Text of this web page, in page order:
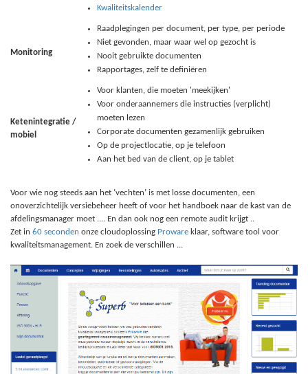
Kwaliteitskalender
Monitoring
Raadplegingen per document, per type, per periode
Niet gevonden, maar waar wel op gezocht is
Nooit gebruikte documenten
Rapportages, zelf te definiëren
Ketenintegratie /
mobiel
Voor klanten, die moeten 'meekijken'
Voor onderaannemers die instructies (verplicht)
moeten lezen
Corporate documenten gezamenlijk gebruiken
Op de projectlocatie, op je telefoon
Aan het bed van de client, op je tablet
Voor wie nog steeds aan het ‘vechten’ is met losse documenten, een
onoverzichtelijk versiebeheer heeft of voor het handboek naar de kast van de
afdelingsmanager moet .... En dan ook nog een remote audit krijgt ..
Zet in 60 seconden onze cloudoplossing Proware klaar, software tool voor
kwaliteitsmanagement. En zoek de verschillen ...